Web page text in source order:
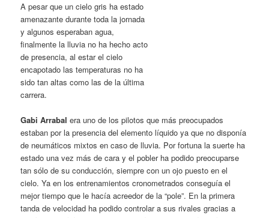
A pesar que un cielo gris ha estado
amenazante durante toda la jornada
y algunos esperaban agua,
finalmente la lluvia no ha hecho acto
de presencia, al estar el cielo
encapotado las temperaturas no ha
sido tan altas como las de la última
carrera.
Gabi Arrabalera uno de los pilotos que más preocupados
estaban por la presencia del elemento líquido ya que no disponía
de neumáticos mixtos en caso de lluvia. Por fortuna la suerte ha
estado una vez más de cara y el pobler ha podido preocuparse
tan sólo de su conducción, siempre con un ojo puesto en el
cielo. Ya en los entrenamientos cronometrados conseguía el
mejor tiempo que le hacía acreedor de la “pole”. En la primera
tanda de velocidad ha podido controlar a sus rivales gracias a